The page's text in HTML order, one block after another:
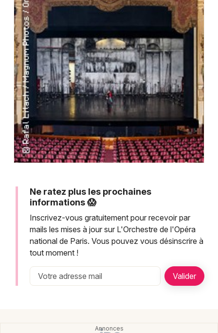
Foires & salons
Spectacles
Concerts
Sports
Soirées
Sorties famille
Expos
Newsletter des sorties
Artistes en tournée
Actualités
Mulhouse
Montpellier
Nantes
Nice
Paris
Strasbourg
Toulouse
Toutes les villes
Ne ratez plus les prochaines
informations 😱
Inscrivez-vous gratuitement pour recevoir par
mails les mises à jour sur L'Orchestre de l'Opéra
national de Paris. Vous pouvez vous désinscrire à
tout moment !